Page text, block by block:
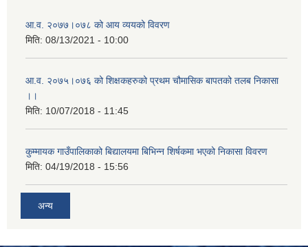
आ.व. २०७७।०७८ को आय व्ययको विवरण
मिति: 08/13/2021 - 10:00
आ.व. २०७५।०७६ को शिक्षकहरुको प्रथम चौमासिक बापतको तलब निकासा
।।
मिति: 10/07/2018 - 11:45
कुम्मायक गाउँपालिकाको बिद्यालयमा बिभिन्न शिर्षकमा भएको निकासा विवरण
मिति: 04/19/2018 - 15:56
अन्य